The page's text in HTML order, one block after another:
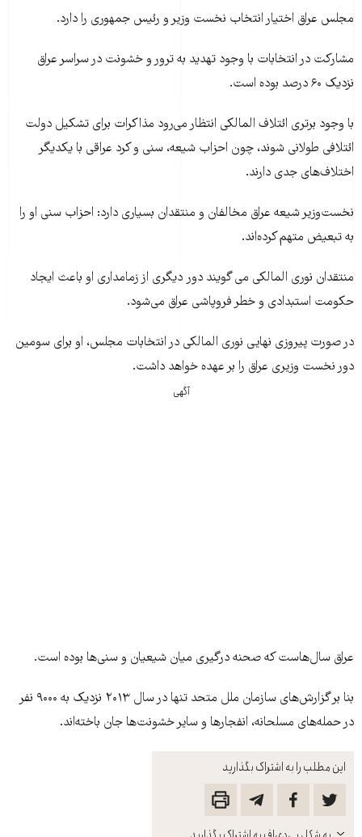
این مطلب را به اشتراک بگذارید
مجلس عراق اختیار انتخاب نخست وزیر و ر‌‌ئیس جمهوری را دارد.
مشارکت در انتخابات با وجود تهدید به ترور و خشونت در سراسر عراق
نزدیک ۶۰ درصد بوده است.
با وجود برتری ائتلاف المالکی انتظار می‌رود مذاکرات برای تشکیل دولت
ائتلافی طولانی شوند، چون احزاب شیعه، سنی و کرد عراقی با یکدیگر
اختلاف‌های جدی دارند.
نخست‌وزیر شیعه عراق مخالفان و منتقدان بسیاری دارد: احزاب سنی او را
به تبعیض متهم کرده‌اند.
منتقدان نوری المالکی می گویند دور دیگری از زمامداری او باعث ایجاد
حکومت استبدادی و خطر فروپاشی عراق می‌شود.
در صورت پیروزی نهایی نوری المالکی در انتخابات مجلس، او برای سومین
دور نخست وزیری عراق را بر عهده خواهد داشت.
آگهی
عراق سال‌هاست که صحنه‌ درگیری میان شیعیان و سنی‌ها بوده است.
بنا بر گزارش‌های سازمان ملل متحد تنها در سال ۲۰۱۳ نزدیک به ۹۰۰۰ نفر
در حمله‌های مسلحانه، انفجارها و سایر خشونت‌ها جان باخته‌اند.